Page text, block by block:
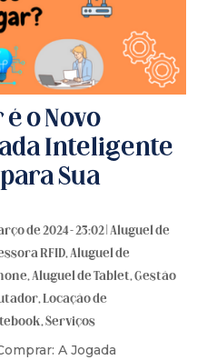
o Novo
Inteligente
Sua
de 2024 - 23:02|Aluguel de
RFID,Aluguel de
,Aluguel de Tablet,Gestão
,Locação de
,Serviços
A Jogada